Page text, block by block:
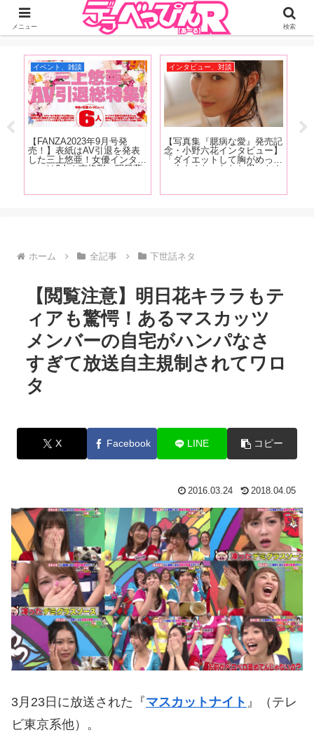
ジーオーティーが運営するちょっとHなニュースサイ。サイト内のリンクには
DMMアフィリエイトが含まれているものがあります
イベント、雑談
【FANZA2023年9月号発
売！】表紙はAV引退を発表
した三上悠亜！女優インタビ
ューは6人！南條彩、明日葉
清原みゆう・朝日りおのグラ
インタビュー、対談
【写真集『臆病な愛』発売記
念・小野六花インタビュー】
「ダイエットして胸がめっち
ゃ小さくなったなと思ったん
ら全然変わってなかったんで
ホーム 全記事 下世話ネタ
【閲覧注意】明日花キララもテ
ィアも驚愕！あるマスカッツ
メンバーの自宅がハンパなさ
すぎて放送自主規制されてワロ
タ
X Facebook LINE コピー
2016.03.24 2018.04.05
3月23日に放送された『マスカットナイト 』（テレ
ビ東京系他）。
メニュー 検索